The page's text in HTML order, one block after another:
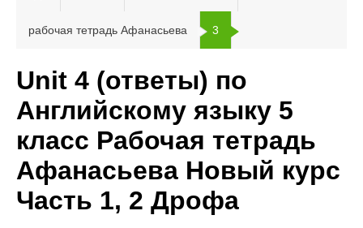
рабочая тетрадь Афанасьева 3
Unit 4 (ответы) по
Английскому языку 5
класс Рабочая тетрадь
Афанасьева Новый курс
Часть 1, 2 Дрофа